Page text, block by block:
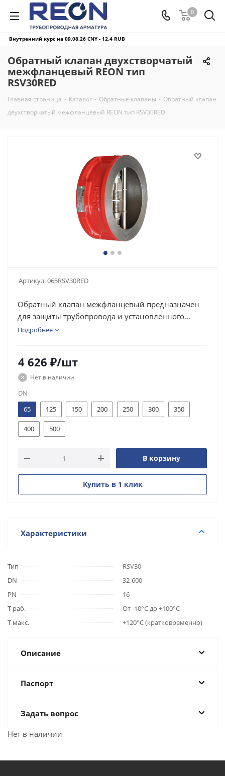
0
Внутренний курс на 09.08.26 CNY - 12.4 RUB
Обратный клапан двухстворчатый
межфланцевый REON тип
RSV30RED
Главная страница - Каталог - Обратные клапаны - Обратный клапан
двухстворчатый межфланцевый REON тип RSV30RED
Артикул:065RSV30RED
Обратный клапан межфланцевый предназначен
для защиты трубопровода и установленного...
Подробнее
4 626 ₽/шт
Нет в наличии
DN
65
125 150 200 250 300 350
400 500
В корзину
Купить в 1 клик
Характеристики
Тип
RSV30
DN
32-600
PN
16
Т раб.
От -10°С до +100°С
Т макс.
+120°С (кратковременно)
Описание
Паспорт
Задать вопрос
Нет в наличии